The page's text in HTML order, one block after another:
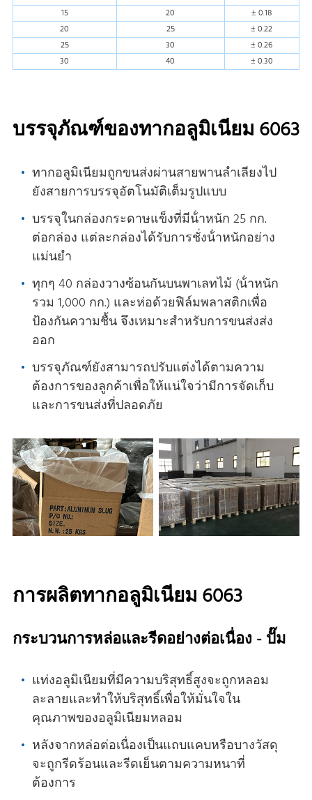
15
20
± 0.18
20
25
± 0.22
25
30
± 0.26
30
40 ± 0.30
บรรจุภัณฑ์ของทากอลูมิเนียม 6063
ทากอลูมิเนียมถูกขนส่งผ่านสายพานลําเลียงไป
ยังสายการบรรจุอัตโนมัติเต็มรูปแบบ
บรรจุในกล่องกระดาษแข็งที่มีน้ําหนัก 25 กก.
ต่อกล่อง แต่ละกล่องได้รับการชั่งน้ําหนักอย่าง
แม่นยํา
ทุกๆ 40 กล่องวางซ้อนกันบนพาเลทไม้ (น้ําหนัก
รวม 1,000 กก.) และห่อด้วยฟิล์มพลาสติกเพื่อ
ป้องกันความชื้น จึงเหมาะสําหรับการขนส่งส่ง
ออก
บรรจุภัณฑ์ยังสามารถปรับแต่งได้ตามความ
ต้องการของลูกค้าเพื่อให้แน่ใจว่ามีการจัดเก็บ
และการขนส่งที่ปลอดภัย
การผลิตทากอลูมิเนียม 6063
กระบวนการหล่อและรีดอย่างต่อเนื่อง - ปั๊ม
แท่งอลูมิเนียมที่มีความบริสุทธิ์สูงจะถูกหลอม
ละลายและทําให้บริสุทธิ์เพื่อให้มั่นใจใน
คุณภาพของอลูมิเนียมหลอม
หลังจากหล่อต่อเนื่องเป็นแถบแคบหรือบางวัสดุ
จะถูกรีดร้อนและรีดเย็นตามความหนาที่
ต้องการ